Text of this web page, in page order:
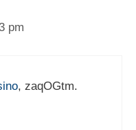
pm
, zaqOGtm.